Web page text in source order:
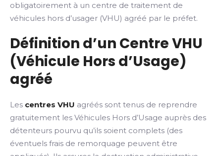
obligatoirement à un centre de traitement de
véhicules hors d’usager (VHU) agréé par le préfet.
Définition d’un Centre VHU
(Véhicule Hors d’Usage)
agréé
Les centres VHU agréés sont tenus de reprendre
gratuitement les Véhicules Hors d’Usage auprès des
détenteurs pourvu qu’ils soient complets (des
éventuels frais de remorquage peuvent être